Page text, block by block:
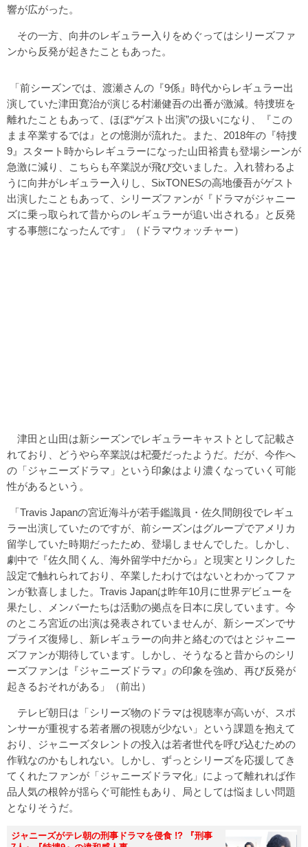
響が広がった。
その一方、向井のレギュラー入りをめぐってはシリーズファ
ンから反発が起きたこともあった。
「前シーズンでは、渡瀬さんの『9係』時代からレギュラー出
演していた津田寛治が演じる村瀬健吾の出番が激減。特捜班を
離れたこともあって、ほぼ“ゲスト出演”の扱いになり、『この
まま卒業するでは』との憶測が流れた。また、2018年の『特捜
9』スタート時からレギュラーになった山田裕貴も登場シーンが
急激に減り、こちらも卒業説が飛び交いました。入れ替わるよ
うに向井がレギュラー入りし、SixTONESの高地優吾がゲスト
出演したこともあって、シリーズファンが『ドラマがジャニー
ズに乗っ取られて昔からのレギュラーが追い出される』と反発
する事態になったんです」（ドラマウォッチャー）
津田と山田は新シーズンでレギュラーキャストとして記載さ
れており、どうやら卒業説は杞憂だったようだ。だが、今作へ
の「ジャニーズドラマ」という印象はより濃くなっていく可能
性があるという。
「Travis Japanの宮近海斗が若手鑑識員・佐久間朗役でレギュ
ラー出演していたのですが、前シーズンはグループでアメリカ
留学していた時期だったため、登場しませんでした。しかし、
劇中で『佐久間くん、海外留学中だから』と現実とリンクした
設定で触れられており、卒業したわけではないとわかってファ
ンが歓喜しました。Travis Japanは昨年10月に世界デビューを
果たし、メンバーたちは活動の拠点を日本に戻しています。今
のところ宮近の出演は発表されていませんが、新シーズンでサ
プライズ復帰し、新レギュラーの向井と絡むのではとジャニー
ズファンが期待しています。しかし、そうなると昔からのシリ
ーズファンは『ジャニーズドラマ』の印象を強め、再び反発が
起きるおそれがある」（前出）
テレビ朝日は「シリーズ物のドラマは視聴率が高いが、スポ
ンサーが重視する若者層の視聴が少ない」という課題を抱えて
おり、ジャニーズタレントの投入は若者世代を呼び込むための
作戦なのかもしれない。しかし、ずっとシリーズを応援してき
てくれたファンが「ジャニーズドラマ化」によって離れれば作
品人気の根幹が揺らぐ可能性もあり、局としては悩ましい問題
となりそうだ。
ジャニーズがテレ朝の刑事ドラマを侵食 !? 『刑事